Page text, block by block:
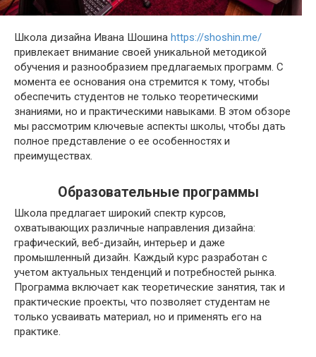
Школа дизайна Ивана Шошина https://shoshin.me/
привлекает внимание своей уникальной методикой
обучения и разнообразием предлагаемых программ. С
момента ее основания она стремится к тому, чтобы
обеспечить студентов не только теоретическими
знаниями, но и практическими навыками. В этом обзоре
мы рассмотрим ключевые аспекты школы, чтобы дать
полное представление о ее особенностях и
преимуществах.
Образовательные программы
Школа предлагает широкий спектр курсов,
охватывающих различные направления дизайна:
графический, веб-дизайн, интерьер и даже
промышленный дизайн. Каждый курс разработан с
учетом актуальных тенденций и потребностей рынка.
Программа включает как теоретические занятия, так и
практические проекты, что позволяет студентам не
только усваивать материал, но и применять его на
практике.